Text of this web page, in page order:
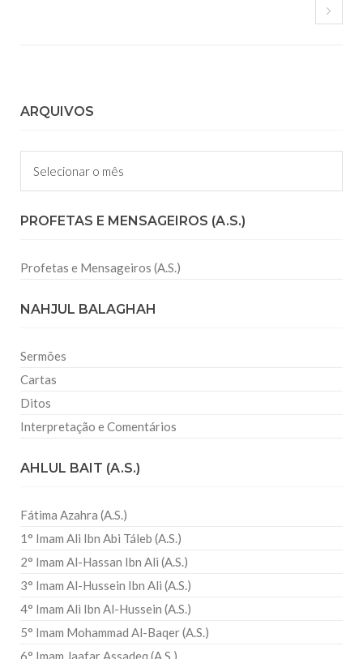
ARQUIVOS
Arquivos
PROFETAS E MENSAGEIROS (A.S.)
Profetas e Mensageiros (A.S.)
NAHJUL BALAGHAH
Sermões
Cartas
Ditos
Interpretação e Comentários
AHLUL BAIT (A.S.)
Fátima Azahra (A.S.)
1° Imam Ali Ibn Abi Táleb (A.S.)
2° Imam Al-Hassan Ibn Ali (A.S.)
3° Imam Al-Hussein Ibn Ali (A.S.)
4° Imam Ali Ibn Al-Hussein (A.S.)
5° Imam Mohammad Al-Baqer (A.S.)
6° Imam Jaafar Assadeq (A.S.)